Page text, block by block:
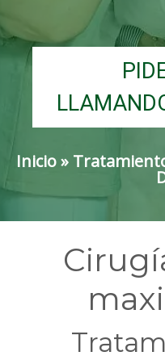
Inicio»